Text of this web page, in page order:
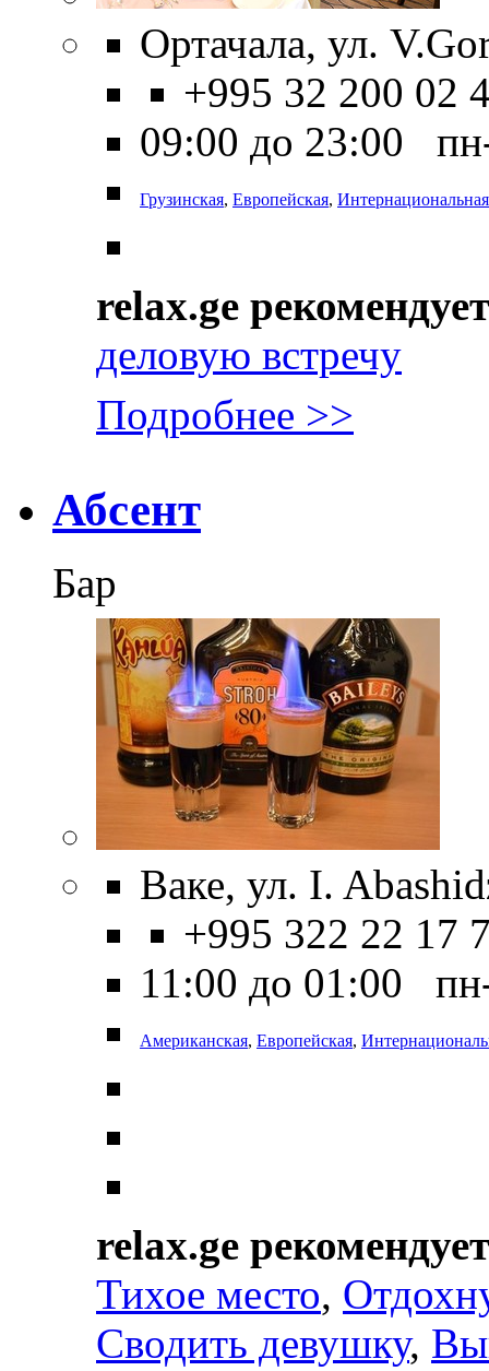
Ортачала, ул.
+995 32 200 02
09:00 до 23:00
Грузинская, Европейская, Интернациональная
relax.ge рекомендует
деловую встречу
Подробнее >>
Абсент
Бар
Ваке, ул. I.
+995 322 22 17
11:00 до 01:00
Американская, Европейская,
relax.ge рекомендует
Тихое место,
Сводить девушку,